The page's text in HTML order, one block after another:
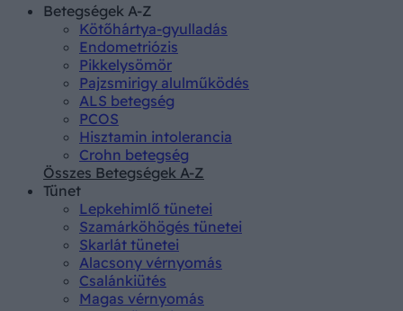
Betegségek A-Z
Kötőhártya-gyulladás
Endometriózis
Pikkelysömör
Pajzsmirigy alulműködés
ALS betegség
PCOS
Hisztamin intolerancia
Crohn betegség
Összes Betegségek A-Z
Tünet
Lepkehimlő tünetei
Szamárköhögés tünetei
Skarlát tünetei
Alacsony vérnyomás
Csalánkiütés
Magas vérnyomás